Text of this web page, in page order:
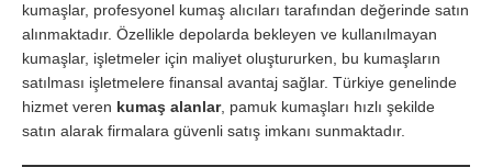
kumaşlar, profesyonel kumaş alıcıları tarafından değerinde satın
alınmaktadır. Özellikle depolarda bekleyen ve kullanılmayan
kumaşlar, işletmeler için maliyet oluştururken, bu kumaşların
satılması işletmelere finansal avantaj sağlar. Türkiye genelinde
hizmet veren kumaş alanlar, pamuk kumaşları hızlı şekilde
satın alarak firmalara güvenli satış imkanı sunmaktadır.